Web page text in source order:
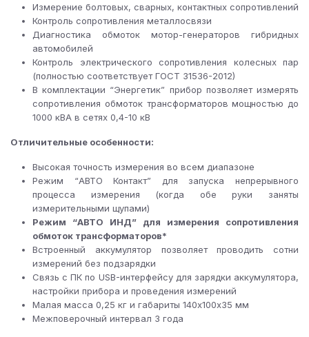
Измерение болтовых, сварных, контактных сопротивлений
Контроль сопротивления металлосвязи
Диагностика обмоток мотор-генераторов гибридных
автомобилей
Контроль электрического сопротивления колесных пар
(полностью соответствует ГОСТ 31536-2012)
В комплектации “Энергетик” прибор позволяет измерять
сопротивления обмоток трансформаторов мощностью до
1000 кВА в сетях 0,4-10 кВ
Отличительные особенности:
Высокая точность измерения во всем диапазоне
Режим “АВТО Контакт” для запуска непрерывного
процесса измерения (когда обе руки заняты
измерительными щупами)
Режим “АВТО ИНД” для измерения сопротивления
обмоток трансформаторов*
Встроенный аккумулятор позволяет проводить сотни
измерений без подзарядки
Связь с ПК по USB-интерфейсу для зарядки аккумулятора,
настройки прибора и проведения измерений
Малая масса 0,25 кг и габариты 140х100х35 мм
Межповерочный интервал 3 года